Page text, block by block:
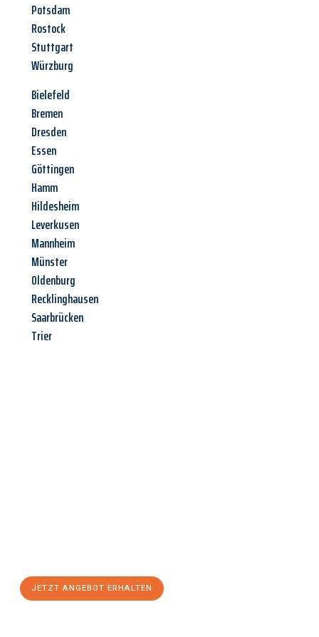
Potsdam
Rostock
Stuttgart
Würzburg
Bielefeld
Bremen
Dresden
Essen
Göttingen
Hamm
Hildesheim
Leverkusen
Mannheim
Münster
Oldenburg
Recklinghausen
Saarbrücken
Trier
JETZT ANGEBOT ERHALTEN